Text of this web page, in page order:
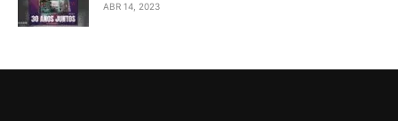
ABR 14, 2023